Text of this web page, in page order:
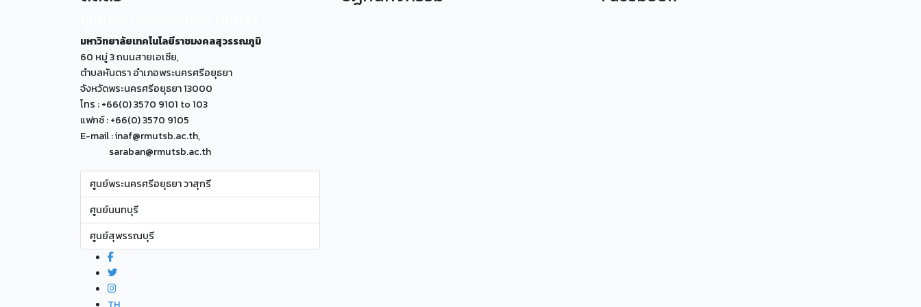
มหาวิทยาลัยเทคโนโลยีราชมงคลสุวรรณภูมิ
60 หมู่ 3 ถนนสายเอเซีย,
ตำบลหันตรา อำเภอพระนครศรีอยุธยา
จังหวัดพระนครศรีอยุธยา 13000
โทร : +66(0) 3570 9101 to 103
แฟกซ์ : +66(0) 3570 9105
E-mail : inaf@rmutsb.ac.th,
saraban@rmutsb.ac.th
ศูนย์พระนครศรีอยุธยา วาสุกรี
ศูนย์นนทบุรี
ศูนย์สุพรรณบุรี